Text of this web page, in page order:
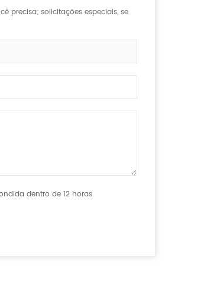
precisa; solicitações especiais, se
dentro de 12 horas.